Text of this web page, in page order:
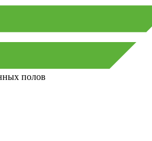
полов